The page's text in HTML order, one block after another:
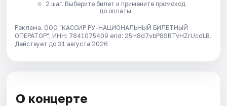
2 шаг. Выберите билет и примените промокод
до оплаты
Реклама. ООО "КАССИР.РУ-НАЦИОНАЛЬНЫЙ БИЛЕТНЫЙ
ОПЕРАТОР", ИНН: 7841075409 erid: 25H8d7vbP8SRTvHZrUcdLB.
Действует до 31 августа 2026
О концерте